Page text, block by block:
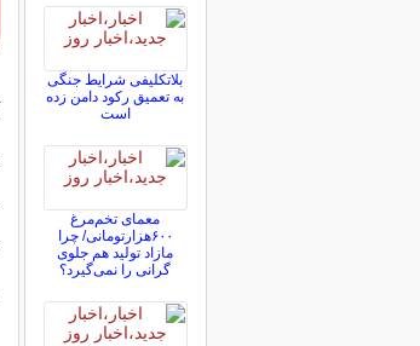
بلاتکلیفی‌ شرایط جنگی
به تعمیق رکود دامن زده
است
معمای تخم‌مرغ
۶۰۰هزارتومانی/ چرا
مازاد تولید هم جلوی
گرانی را نمی‌گیرد؟